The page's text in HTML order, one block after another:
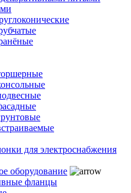
для электроснабжения
оборудование
фланцы